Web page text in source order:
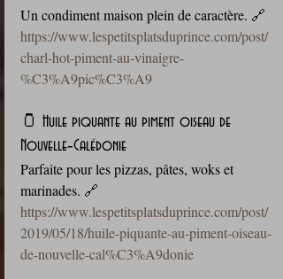
Un condiment maison plein de caractère. 🔗
https://www.lespetitsplatsduprince.com/post/
charl-hot-piment-au-vinaigre-
%C3%A9pic%C3%A9
🫙 Huile piquante au piment oiseau de
Nouvelle‑Calédonie
Parfaite pour les pizzas, pâtes, woks et
marinades. 🔗
https://www.lespetitsplatsduprince.com/post/
2019/05/18/huile-piquante-au-piment-oiseau-
de-nouvelle-cal%C3%A9donie